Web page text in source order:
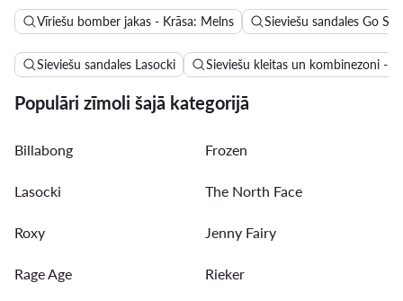
Vīriešu bomber jakas - Krāsa: Melns Sieviešu sandales Go
Sieviešu sandales Lasocki Sieviešu kleitas un kombinezoni -
Populāri zīmoli šajā kategorijā
Billabong Frozen
Lasocki The North Face
Roxy Jenny Fairy
Rage Age Rieker